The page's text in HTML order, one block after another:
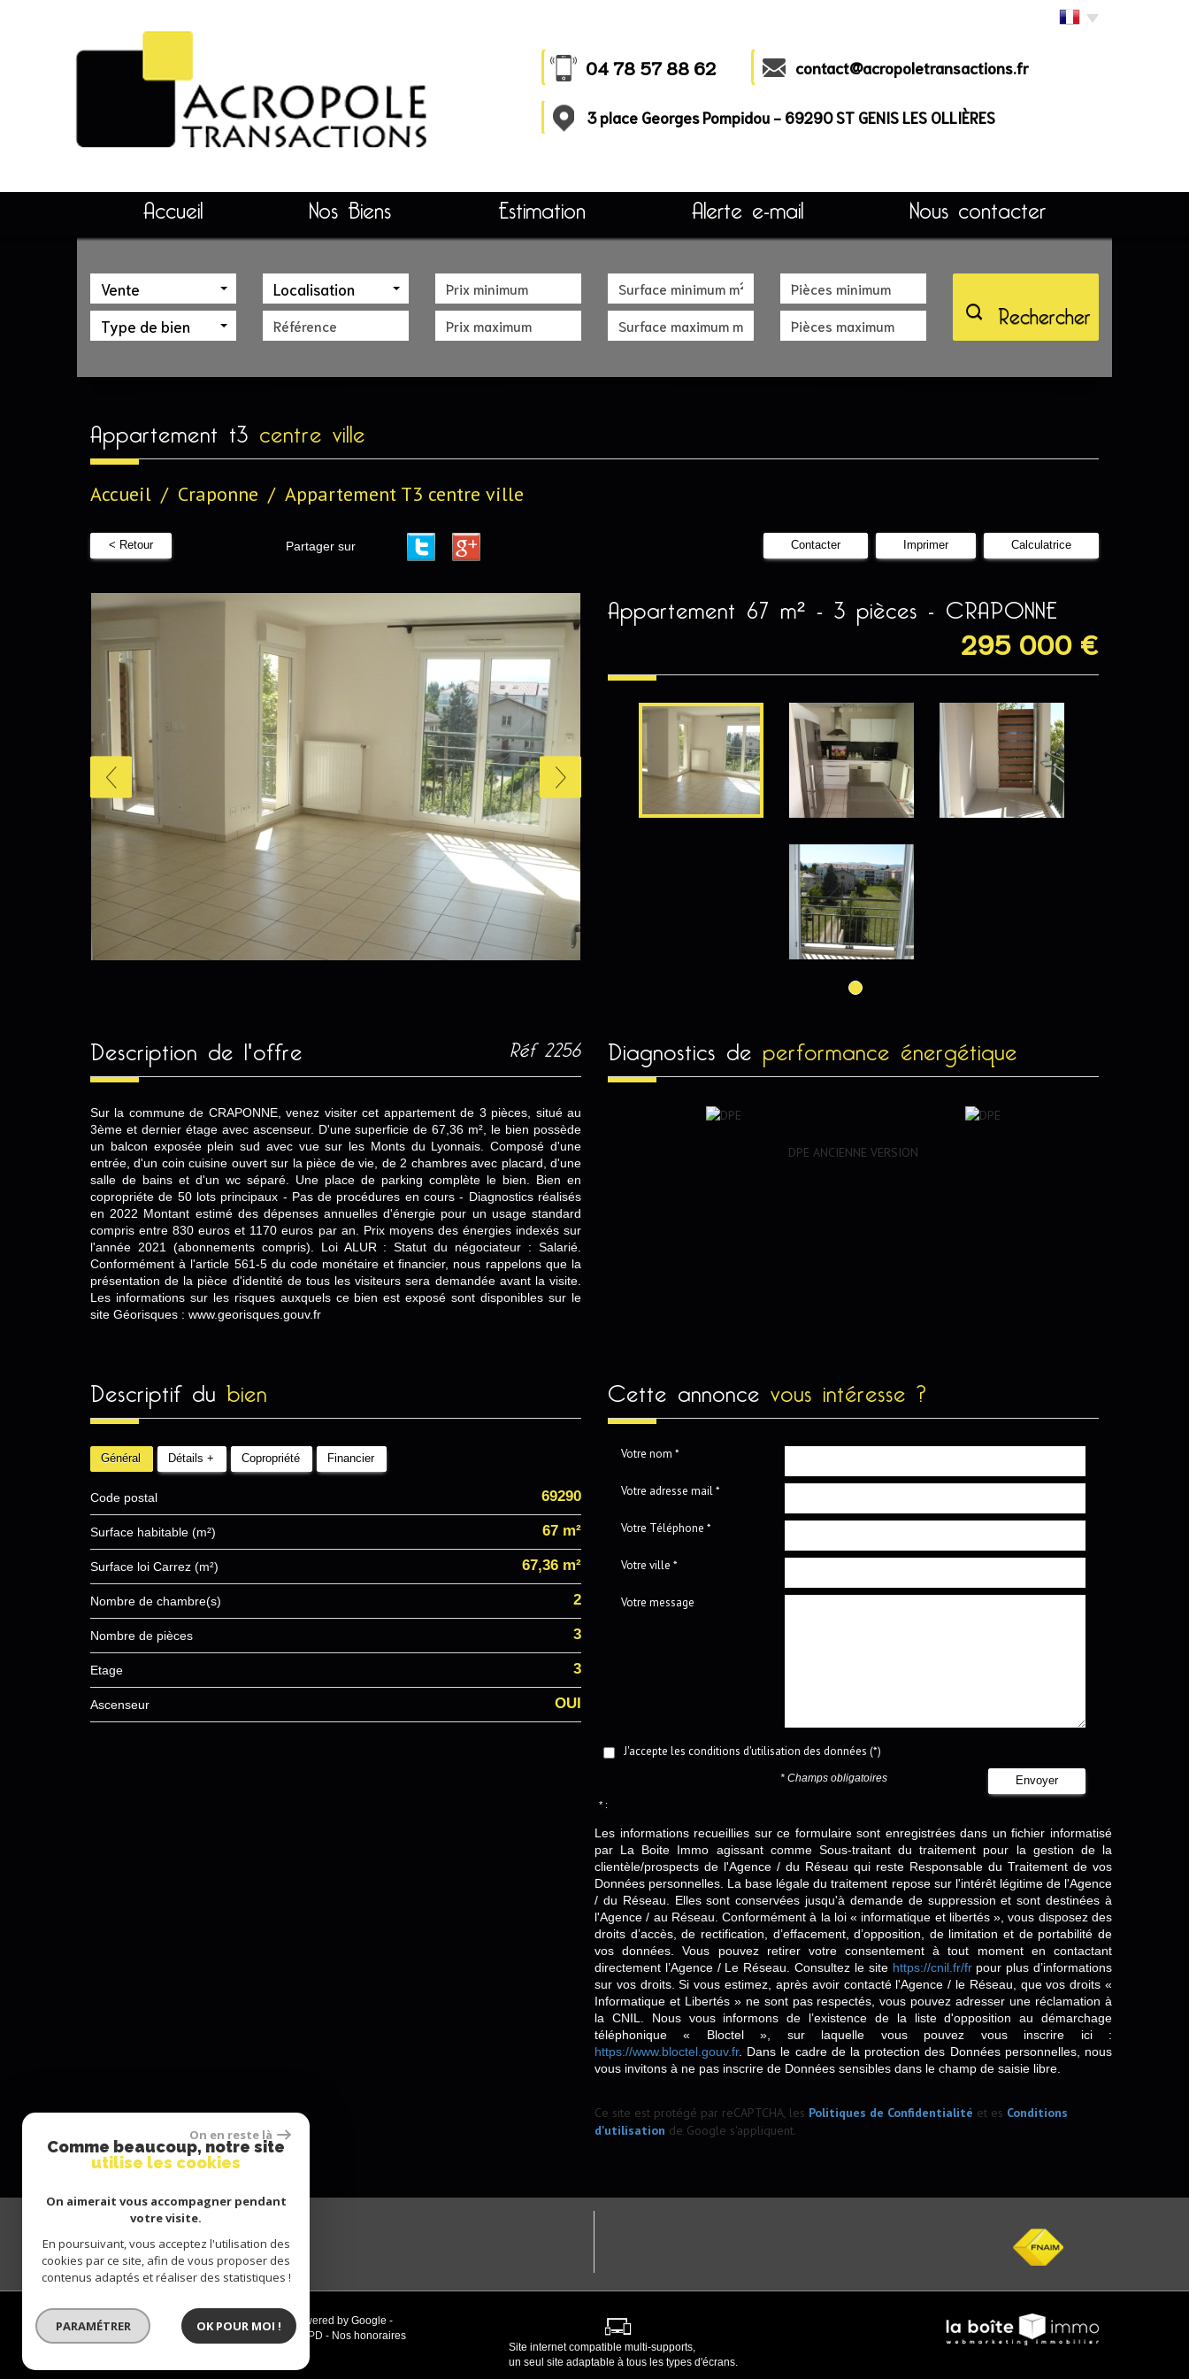
04 78 57 88 62 contact@acropoletransactions.fr
3 place Georges Pompidou - 69290ST GENIS LES OLLIÈRES
Accueil Nos Biens Estimation Alerte e-mail Nous contacter
Vente
Type de bien
Localisation
Rechercher
appartement t3 centre ville
Accueil Craponne Appartement T3 centre ville
< Retour Partager sur Contacter Imprimer Calculatrice
appartement 67 m² - 3 pièces - CRAPONNE
295 000 €
description de l'offre Réf 2256
Sur la commune de CRAPONNE, venez visiter cet appartement de 3 pièces, situé au
3ème et dernier étage avec ascenseur. D'une superficie de 67,36 m², le bien possède
un balcon exposée plein sud avec vue sur les Monts du Lyonnais. Composé d'une
entrée, d'un coin cuisine ouvert sur la pièce de vie, de 2 chambres avec placard, d'une
salle de bains et d'un wc séparé. Une place de parking complète le bien. Bien en
copropriéte de 50 lots principaux - Pas de procédures en cours - Diagnostics réalisés
en 2022 Montant estimé des dépenses annuelles d'énergie pour un usage standard
compris entre 830 euros et 1170 euros par an. Prix moyens des énergies indexés sur
l'année 2021 (abonnements compris). Loi ALUR : Statut du négociateur : Salarié.
Conformément à l'article 561-5 du code monétaire et financier, nous rappelons que la
présentation de la pièce d'identité de tous les visiteurs sera demandée avant la visite.
Les informations sur les risques auxquels ce bien est exposé sont disponibles sur le
site Géorisques : www.georisques.gouv.fr
diagnostics de performance énergétique
DPE ANCIENNE VERSION
descriptif du bien
Général Détails + Copropriété Financier
Code postal 69290
Surface habitable (m²) 67 m²
Surface loi Carrez (m²) 67,36 m²
Nombre de chambre(s) 2
Nombre de pièces 3
Etage 3
Ascenseur OUI
cette annonce vous intéresse ?
Votre nom *
Votre adresse mail *
Votre Téléphone *
Votre ville *
Votre message
J'accepte les conditions d'utilisation des données (*)
Envoyer
* Champs obligatoires
* :
Les informations recueillies sur ce formulaire sont enregistrées dans un fichier informatisé
par La Boite Immo agissant comme Sous-traitant du traitement pour la gestion de la
clientèle/prospects de l'Agence / du Réseau qui reste Responsable du Traitement de vos
Données personnelles. La base légale du traitement repose sur l'intérêt légitime de l'Agence
/ du Réseau. Elles sont conservées jusqu'à demande de suppression et sont destinées à
l'Agence / au Réseau. Conformément à la loi « informatique et libertés », vous disposez des
droits d’accès, de rectification, d’effacement, d’opposition, de limitation et de portabilité de
vos données. Vous pouvez retirer votre consentement à tout moment en contactant
directement l’Agence / Le Réseau. Consultez le site https://cnil.fr/frpour plus d’informations
sur vos droits. Si vous estimez, après avoir contacté l'Agence / le Réseau, que vos droits «
Informatique et Libertés » ne sont pas respectés, vous pouvez adresser une réclamation à
la CNIL. Nous vous informons de l’existence de la liste d'opposition au démarchage
téléphonique « Bloctel », sur laquelle vous pouvez vous inscrire ici :
https://www.bloctel.gouv.fr. Dans le cadre de la protection des Données personnelles, nous
vous invitons à ne pas inscrire de Données sensibles dans le champ de saisie libre.
Ce site est protégé par reCAPTCHA, les Politiques de Confidentialité et es Conditions
d'utilisation de Google s'appliquent.
© 2026 | Tous droits réservés | Traduction powered by Google -
Plan du site- Mentions légales Politique RGPD - Nos honoraires
Site internet compatible multi-supports,
un seul site adaptable à tous les types d'écrans.
On en reste là
Comme beaucoup, notre site
utilise les cookies
On aimerait vous accompagner pendant
votre visite.
En poursuivant, vous acceptez l'utilisation des
cookies par ce site, afin de vous proposer des
contenus adaptés et réaliser des statistiques !
PARAMÉTRER OK POUR MOI !